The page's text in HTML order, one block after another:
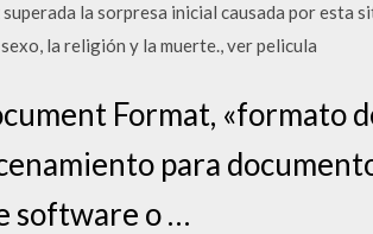
la sorpresa inicial causada por esta
la religión y la muerte., ver pelicula
Format, «formato
para
software o …